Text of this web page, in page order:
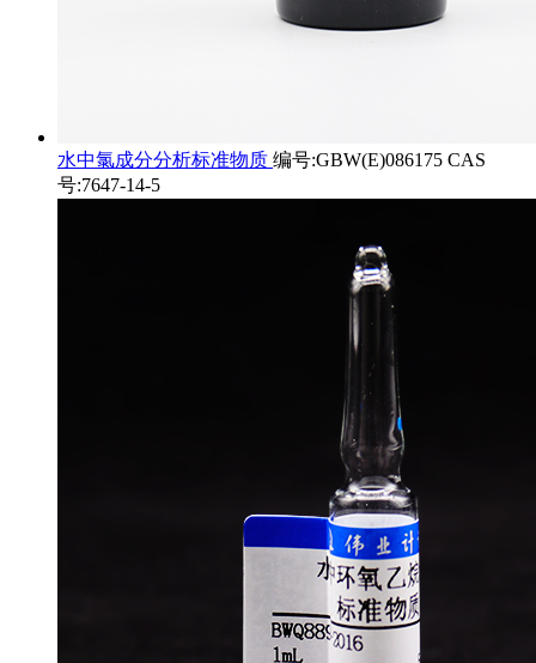
水中氯成分分析标准物质 编号:GBW(E)086175 CAS
号:7647-14-5